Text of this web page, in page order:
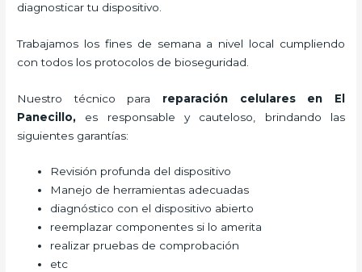
diagnosticar tu dispositivo.
Trabajamos los fines de semana a nivel local cumpliendo
con todos los protocolos de bioseguridad.
Nuestro técnico para reparación celulares
en El
Panecillo, es responsable y cauteloso, brindando las
siguientes garantías:
Revisión profunda del dispositivo
Manejo de herramientas adecuadas
diagnóstico con el dispositivo abierto
reemplazar componentes si lo amerita
realizar pruebas de comprobación
etc